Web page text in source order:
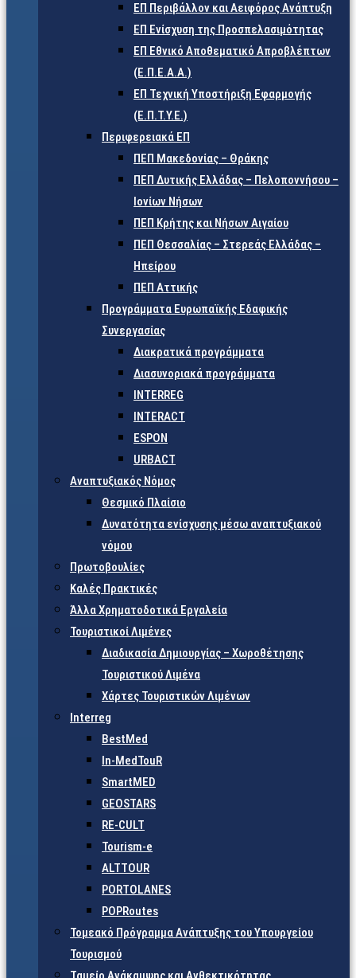
ΕΠ Περιβάλλον και Αειφόρος Ανάπτυξη
ΕΠ Ενίσχυση της Προσπελασιμότητας
ΕΠ Εθνικό Αποθεματικό Απροβλέπτων
(Ε.Π.Ε.Α.Α.)
ΕΠ Τεχνική Υποστήριξη Εφαρμογής
(Ε.Π.Τ.Υ.Ε.)
Περιφερειακά ΕΠ
ΠΕΠ Μακεδονίας – Θράκης
ΠΕΠ Δυτικής Ελλάδας – Πελοποννήσου –
Ιονίων Νήσων
ΠΕΠ Κρήτης και Νήσων Αιγαίου
ΠΕΠ Θεσσαλίας – Στερεάς Ελλάδας –
Ηπείρου
ΠΕΠ Αττικής
Προγράμματα Ευρωπαϊκής Εδαφικής
Συνεργασίας
Διακρατικά προγράμματα
Διασυνοριακά προγράμματα
INTERREG
INTERACT
ESPON
URBACT
Αναπτυξιακός Νόμος
Θεσμικό Πλαίσιο
Δυνατότητα ενίσχυσης μέσω αναπτυξιακού
νόμου
Πρωτοβουλίες
Καλές Πρακτικές
Άλλα Χρηματοδοτικά Εργαλεία
Τουριστικοί Λιμένες
Διαδικασία Δημιουργίας – Χωροθέτησης
Τουριστικού Λιμένα
Χάρτες Τουριστικών Λιμένων
Interreg
BestMed
In-MedTouR
SmartMED
GEOSTARS
RE-CULT
Tourism-e
ALTTOUR
PORTOLANES
POPRoutes
Τομεακό Πρόγραμμα Ανάπτυξης του Υπουργείου
Τουρισμού